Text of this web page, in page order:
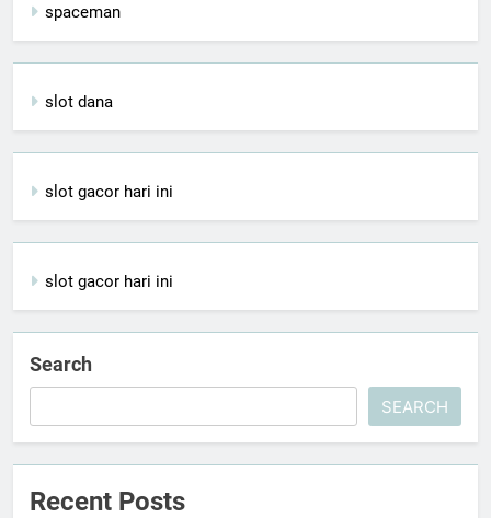
spaceman
slot dana
slot gacor hari ini
slot gacor hari ini
Search
SEARCH
Recent Posts